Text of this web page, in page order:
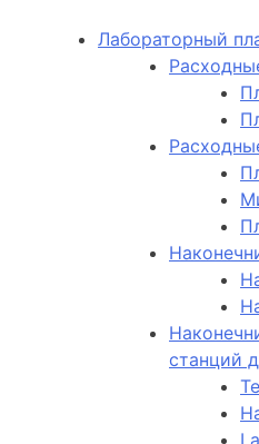
Лабораторный
станций